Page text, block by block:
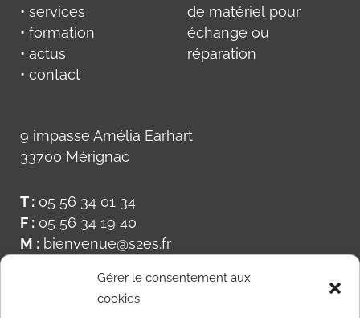
Gérer le consentement aux
cookies
• services
• formation
• actus
• contact
de matériel pour
échange ou
réparation
9 impasse Amélia Earhart
33700 Mérignac
T : 05 56 34 01 34
F : 05 56 34 19 40
M : bienvenue@s2es.fr